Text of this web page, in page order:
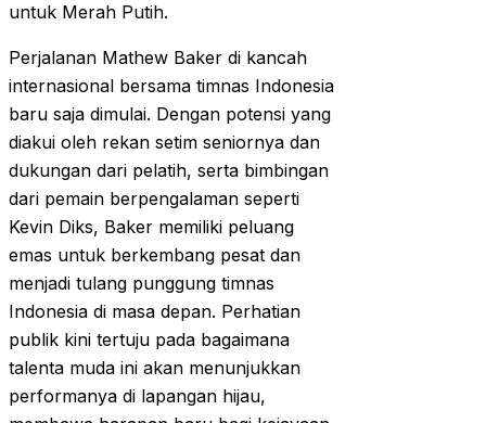
untuk Merah Putih.
Perjalanan Mathew Baker di kancah
internasional bersama timnas Indonesia
baru saja dimulai. Dengan potensi yang
diakui oleh rekan setim seniornya dan
dukungan dari pelatih, serta bimbingan
dari pemain berpengalaman seperti
Kevin Diks, Baker memiliki peluang
emas untuk berkembang pesat dan
menjadi tulang punggung timnas
Indonesia di masa depan. Perhatian
publik kini tertuju pada bagaimana
talenta muda ini akan menunjukkan
performanya di lapangan hijau,